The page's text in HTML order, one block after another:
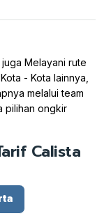
Melayani rute
- Kota lainnya,
melalui team
pilihan ongkir
Calista